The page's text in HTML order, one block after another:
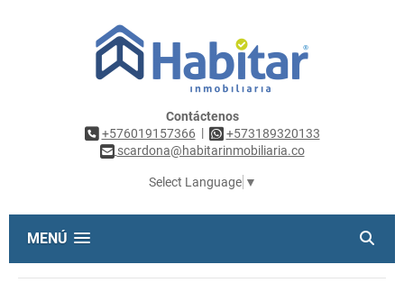
Contáctenos
+576019157366 |
+573189320133
scardona@habitarinmobiliaria.co
Select Language ▼
MENÚ